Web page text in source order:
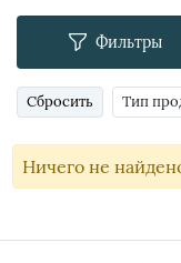
Фильтры
Сбросить Тип
Ничего не